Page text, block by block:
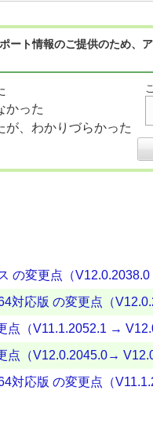
ポート情報のご提供のため
かった
が、わかりづらかった
の変更点（
対応版 の変更点（
点（V11.1.2052.1 →
点（V12.0.2045.0→
対応版 の変更点（